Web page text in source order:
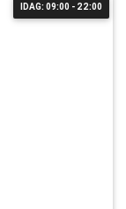
IDAG: 09:00 - 22:00